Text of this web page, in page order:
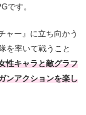
です。
ャー』に立ち向かう
を率いて戦うこと
性キャラと敵グラフ
ンアクションを楽し